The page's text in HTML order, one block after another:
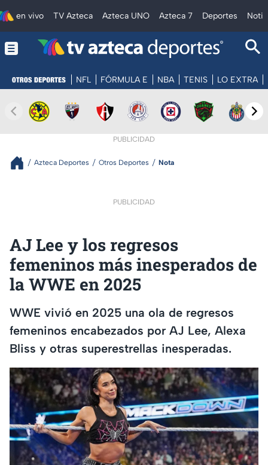
en vivo TV Azteca Azteca UNO Azteca 7 Deportes
NFL FÓRMULA E NBA TENIS LO EXTRA
PUBLICIDAD
Azteca Deportes Otros Deportes Nota
PUBLICIDAD
AJ Lee y los regresos
femeninos más inesperados de
la WWE en 2025
WWE vivió en 2025 una ola de regresos
femeninos encabezados por AJ Lee, Alexa
Bliss y otras superestrellas inesperadas.